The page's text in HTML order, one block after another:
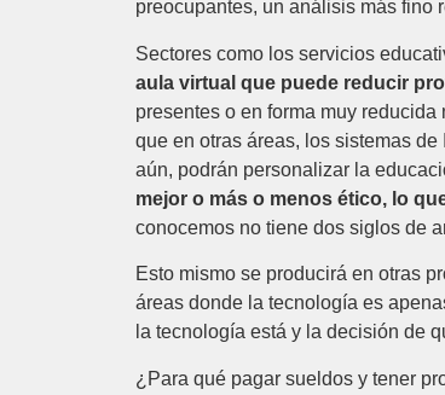
preocupantes, un análisis más fino
Sectores como los servicios
aula virtual que puede reducir
presentes o en forma muy
que en otras áreas, los sistemas
aún, podrán personalizar la
mejor o más o menos ético, lo
conocemos no tiene dos siglos de
Esto mismo se producirá en otras
áreas donde la tecnología es
la tecnología está y la decisión de
¿Para qué pagar sueldos y tener